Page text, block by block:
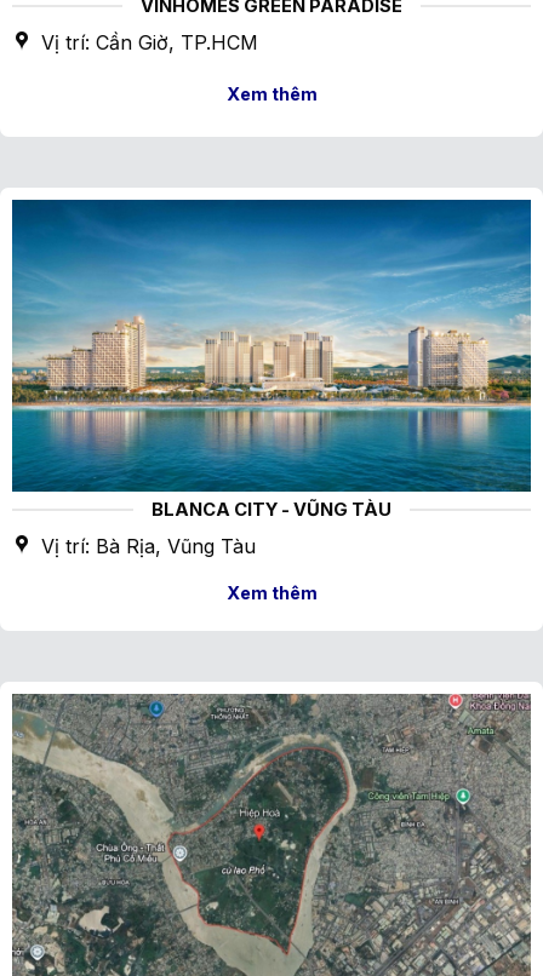
VINHOMES GREEN PARADISE
Vị trí: Cần Giờ, TP.HCM
Xem thêm
BLANCA CITY - VŨNG TÀU
Vị trí: Bà Rịa, Vũng Tàu
Xem thêm